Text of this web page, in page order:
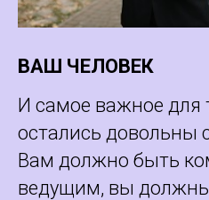
ВАШ ЧЕЛОВЕК
И самое важное для
остались довольны
Вам должно быть
ведущим, вы